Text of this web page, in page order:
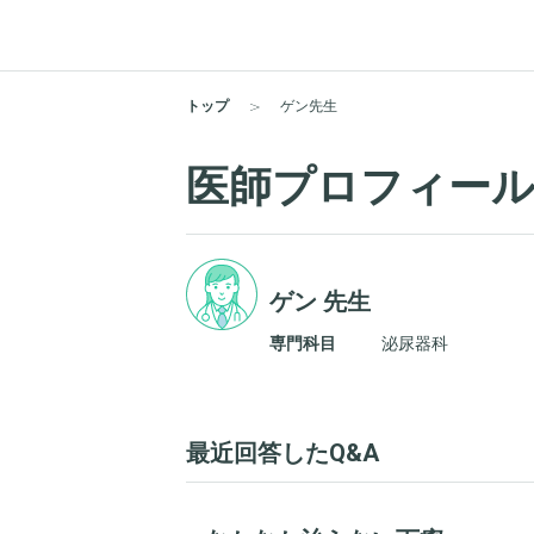
トップ ゲン先生
医師プロフィール
ゲン 先生
専門科目 泌尿器科
最近回答したQ&A